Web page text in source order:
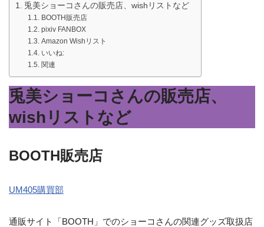
兎美ショーコさんの販売店、wishリストなど
BOOTH販売店
pixiv FANBOX
Amazon Wishリスト
いいね:
関連
兎美ショーコさんの販売店、
wishリストなど
BOOTH販売店
UM405購買部
通販サイト「BOOTH」でのショーコさんの関連グッズ取扱店